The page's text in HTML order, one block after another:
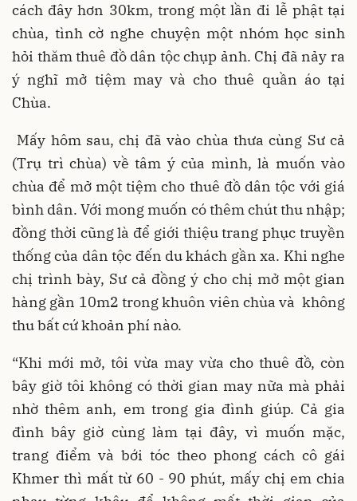
cách đây hơn 30km, trong một lần đi lễ phật tại
chùa, tình cờ nghe chuyện một nhóm học sinh
hỏi thăm thuê đồ dân tộc chụp ảnh. Chị đã nảy ra
ý nghĩ mở tiệm may và cho thuê quần áo tại
Chùa.
Mấy hôm sau, chị đã vào chùa thưa cùng Sư cả
(Trụ trì chùa) về tâm ý của mình, là muốn vào
chùa để mở một tiệm cho thuê đồ dân tộc với giá
bình dân. Với mong muốn có thêm chút thu nhập;
đồng thời cũng là để giới thiệu trang phục truyền
thống của dân tộc đến du khách gần xa. Khi nghe
chị trình bày, Sư cả đồng ý cho chị mở một gian
hàng gần 10m2 trong khuôn viên chùa và không
thu bất cứ khoản phí nào.
“Khi mới mở, tôi vừa may vừa cho thuê đồ, còn
bây giờ tôi không có thời gian may nữa mà phải
nhờ thêm anh, em trong gia đình giúp. Cả gia
đình bây giờ cùng làm tại đây, vì muốn mặc,
trang điểm và bới tóc theo phong cách cô gái
Khmer thì mất từ 60 - 90 phút, mấy chị em chia